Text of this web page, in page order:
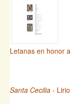
Letanas en honor
Santa Cecilia - Lirio